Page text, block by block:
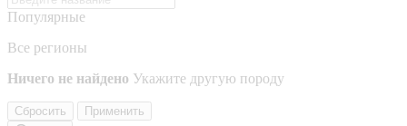
Популярные
Все регионы
Ничего не найдено Укажите другую породу
Сбросить
Применить